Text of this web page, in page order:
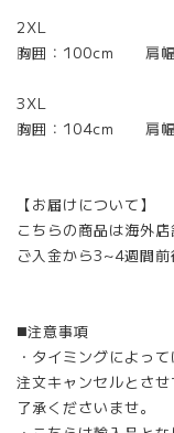
2XL
胸囲：100cm 肩
3XL
胸囲：104cm 肩
【お届けについて】
こちらの商品は海外店
ご入金から3~4週間前
◼️注意事項
・タイミングによっ
注文キャンセルとさ
了承くださいませ。